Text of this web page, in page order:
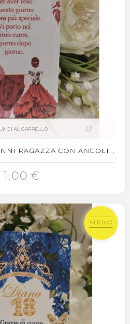
AL CARRELLO
RAGAZZA CON ANGOLI...
1,00 €
NUOVO